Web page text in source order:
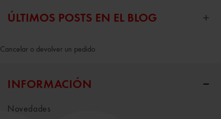
ÚLTIMOS POSTS EN EL BLOG
Cancelar o devolver un pedido
INFORMACIÓN
Novedades